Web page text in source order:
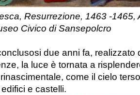
Resurrezione, 1463 -1465,
Civico di Sansepolcro
due anni fa, realizzato
la luce è tornata a
come il cielo
e castelli.